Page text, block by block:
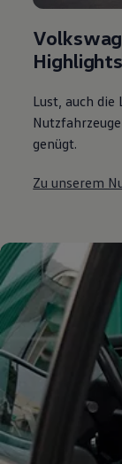
Highlights
Lust, auch die
genügt.
Zu unserem